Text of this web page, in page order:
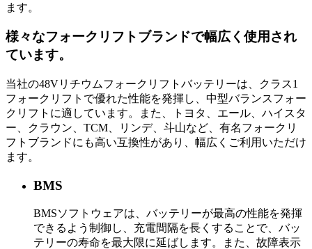
ます。
様々なフォークリフトブランドで幅広く使用され
ています。
当社の48Vリチウムフォークリフトバッテリーは、クラス1
フォークリフトで優れた性能を発揮し、中型バランスフォー
クリフトに適しています。また、トヨタ、エール、ハイスタ
ー、クラウン、TCM、リンデ、斗山など、有名フォークリ
フトブランドにも高い互換性があり、幅広くご利用いただけ
ます。
BMS
BMSソフトウェアは、バッテリーが最高の性能を発揮
できるよう制御し、充電間隔を長くすることで、バッ
テリーの寿命を最大限に延ばします。また、故障表示